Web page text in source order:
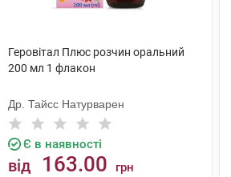
Геровітал Плюс розчин оральний
200 мл 1 флакон
Др. Тайсс Натурварен
Є в наявності
від 163.00 грн